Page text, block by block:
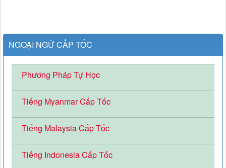
NGOẠI NGỮ CẤP TỐC
Phương Pháp Tự Học
Tiếng Myanmar Cấp Tốc
Tiếng Malaysia Cấp Tốc
Tiếng Indonesia Cấp Tốc